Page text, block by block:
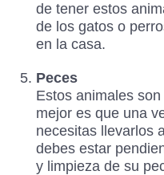
de tener estos
de los gatos o
en la casa.
Peces
Estos animales
mejor es que una
necesitas llevarlos
debes estar
y limpieza de su